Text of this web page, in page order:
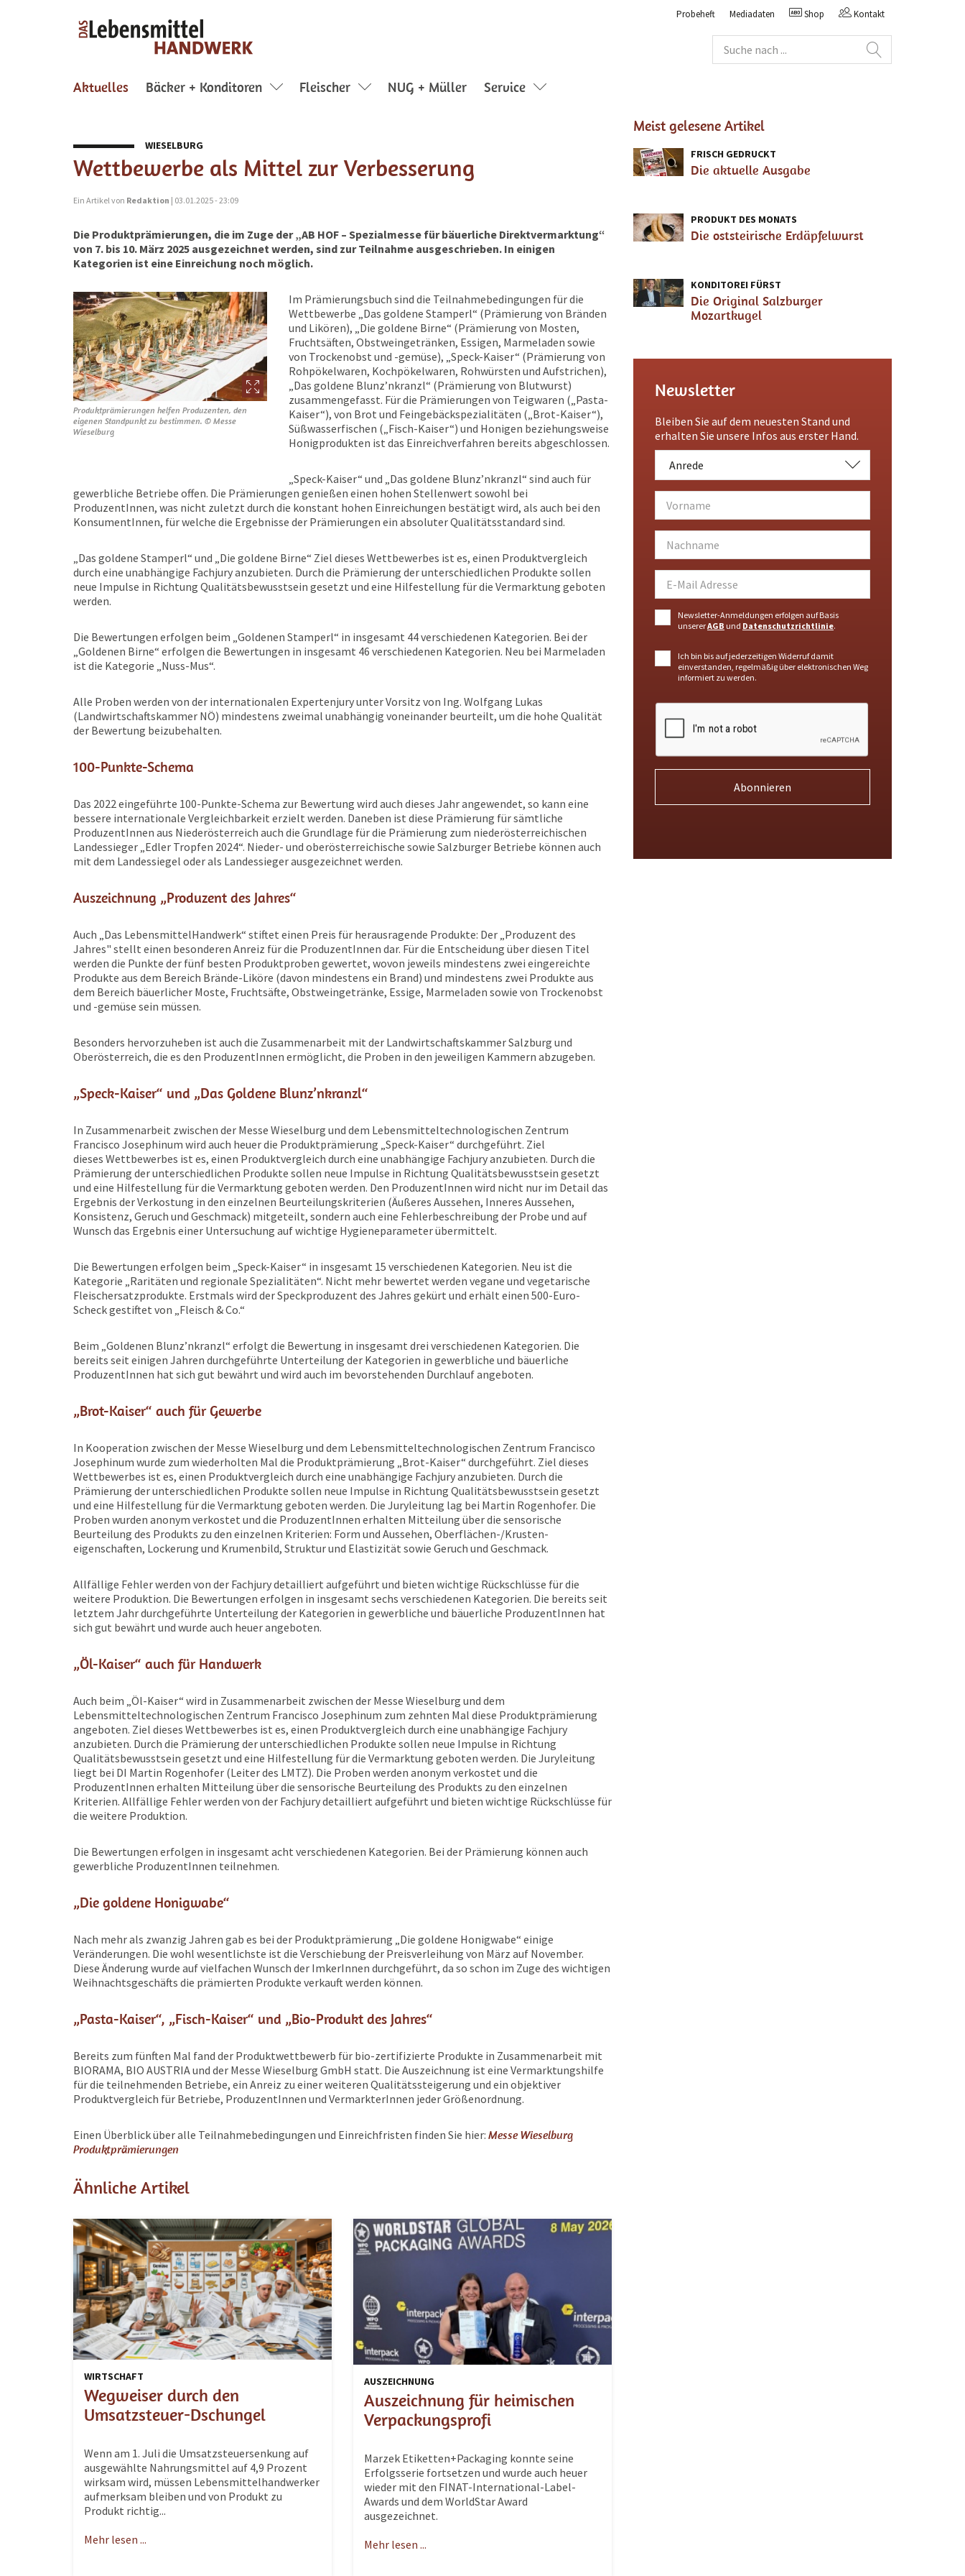
Probeheft Mediadaten Shop Kontakt
Aktuelles (current)
Bäcker + Konditoren Fleischer NUG + Müller Service
WIESELBURG
Wettbewerbe als Mittel zur Verbesserung
Ein Artikel von Redaktion | 03.01.2025 - 23:09
Die Produktprämierungen, die im Zuge der „AB HOF – Spezialmesse für bäuerliche Direktvermarktung“
von 7. bis 10. März 2025 ausgezeichnet werden, sind zur Teilnahme ausgeschrieben. In einigen
Kategorien ist eine Einreichung noch möglich.
Produktprämierungen helfen Produzenten, den
eigenen Standpunkt zu bestimmen. © Messe
Wieselburg
Im Prämierungsbuch sind die Teilnahmebedingungen für die
Wettbewerbe „Das goldene Stamperl“ (Prämierung von Bränden
und Likören), „Die goldene Birne“ (Prämierung von Mosten,
Fruchtsäften, Obstweingetränken, Essigen, Marmeladen sowie
von Trockenobst und -gemüse), „Speck-Kaiser“ (Prämierung von
Rohpökelwaren, Kochpökelwaren, Rohwürsten und Aufstrichen),
„Das goldene Blunz’nkranzl“ (Prämierung von Blutwurst)
zusammengefasst. Für die Prämierungen von Teigwaren („Pasta-
Kaiser“), von Brot und Feingebäckspezialitäten („Brot-Kaiser“),
Süßwasserfischen („Fisch-Kaiser“) und Honigen beziehungsweise
Honigprodukten ist das Einreichverfahren bereits abgeschlossen.
„Speck-Kaiser“ und „Das goldene Blunz’nkranzl“ sind auch für
gewerbliche Betriebe offen. Die Prämierungen genießen einen hohen Stellenwert sowohl bei
ProduzentInnen, was nicht zuletzt durch die konstant hohen Einreichungen bestätigt wird, als auch bei den
KonsumentInnen, für welche die Ergebnisse der Prämierungen ein absoluter Qualitätsstandard sind.
„Das goldene Stamperl“ und „Die goldene Birne“ Ziel dieses Wettbewerbes ist es, einen Produktvergleich
durch eine unabhängige Fachjury anzubieten. Durch die Prämierung der unterschiedlichen Produkte sollen
neue Impulse in Richtung Qualitätsbewusstsein gesetzt und eine Hilfestellung für die Vermarktung geboten
werden.
Die Bewertungen erfolgen beim „Goldenen Stamperl“ in insgesamt 44 verschiedenen Kategorien. Bei der
„Goldenen Birne“ erfolgen die Bewertungen in insgesamt 46 verschiedenen Kategorien. Neu bei Marmeladen
ist die Kategorie „Nuss-Mus“.
Alle Proben werden von der internationalen Expertenjury unter Vorsitz von Ing. Wolfgang Lukas
(Landwirtschaftskammer NÖ) mindestens zweimal unabhängig voneinander beurteilt, um die hohe Qualität
der Bewertung beizubehalten.
100-Punkte-Schema
Das 2022 eingeführte 100-Punkte-Schema zur Bewertung wird auch dieses Jahr angewendet, so kann eine
bessere internationale Vergleichbarkeit erzielt werden. Daneben ist diese Prämierung für sämtliche
ProduzentInnen aus Niederösterreich auch die Grundlage für die Prämierung zum niederösterreichischen
Landessieger „Edler Tropfen 2024“. Nieder- und oberösterreichische sowie Salzburger Betriebe können auch
mit dem Landessiegel oder als Landessieger ausgezeichnet werden.
Auszeichnung „Produzent des Jahres“
Auch „Das LebensmittelHandwerk“ stiftet einen Preis für herausragende Produkte: Der „Produzent des
Jahres" stellt einen besonderen Anreiz für die ProduzentInnen dar. Für die Entscheidung über diesen Titel
werden die Punkte der fünf besten Produktproben gewertet, wovon jeweils mindestens zwei eingereichte
Produkte aus dem Bereich Brände-Liköre (davon mindestens ein Brand) und mindestens zwei Produkte aus
dem Bereich bäuerlicher Moste, Fruchtsäfte, Obstweingetränke, Essige, Marmeladen sowie von Trockenobst
und -gemüse sein müssen.
Besonders hervorzuheben ist auch die Zusammenarbeit mit der Landwirtschaftskammer Salzburg und
Oberösterreich, die es den ProduzentInnen ermöglicht, die Proben in den jeweiligen Kammern abzugeben.
„Speck-Kaiser“ und „Das Goldene Blunz’nkranzl“
In Zusammenarbeit zwischen der Messe Wieselburg und dem Lebensmitteltechnologischen Zentrum
Francisco Josephinum wird auch heuer die Produktprämierung „Speck-Kaiser“ durchgeführt. Ziel
dieses Wettbewerbes ist es, einen Produktvergleich durch eine unabhängige Fachjury anzubieten. Durch die
Prämierung der unterschiedlichen Produkte sollen neue Impulse in Richtung Qualitätsbewusstsein gesetzt
und eine Hilfestellung für die Vermarktung geboten werden. Den ProduzentInnen wird nicht nur im Detail das
Ergebnis der Verkostung in den einzelnen Beurteilungskriterien (Äußeres Aussehen, Inneres Aussehen,
Konsistenz, Geruch und Geschmack) mitgeteilt, sondern auch eine Fehlerbeschreibung der Probe und auf
Wunsch das Ergebnis einer Untersuchung auf wichtige Hygieneparameter übermittelt.
Die Bewertungen erfolgen beim „Speck-Kaiser“ in insgesamt 15 verschiedenen Kategorien. Neu ist die
Kategorie „Raritäten und regionale Spezialitäten“. Nicht mehr bewertet werden vegane und vegetarische
Fleischersatzprodukte. Erstmals wird der Speckproduzent des Jahres gekürt und erhält einen 500-Euro-
Scheck gestiftet von „Fleisch & Co.“
Beim „Goldenen Blunz’nkranzl“ erfolgt die Bewertung in insgesamt drei verschiedenen Kategorien. Die
bereits seit einigen Jahren durchgeführte Unterteilung der Kategorien in gewerbliche und bäuerliche
ProduzentInnen hat sich gut bewährt und wird auch im bevorstehenden Durchlauf angeboten.
„Brot-Kaiser“ auch für Gewerbe
In Kooperation zwischen der Messe Wieselburg und dem Lebensmitteltechnologischen Zentrum Francisco
Josephinum wurde zum wiederholten Mal die Produktprämierung „Brot-Kaiser“ durchgeführt. Ziel dieses
Wettbewerbes ist es, einen Produktvergleich durch eine unabhängige Fachjury anzubieten. Durch die
Prämierung der unterschiedlichen Produkte sollen neue Impulse in Richtung Qualitätsbewusstsein gesetzt
und eine Hilfestellung für die Vermarktung geboten werden. Die Juryleitung lag bei Martin Rogenhofer. Die
Proben wurden anonym verkostet und die ProduzentInnen erhalten Mitteilung über die sensorische
Beurteilung des Produkts zu den einzelnen Kriterien: Form und Aussehen, Oberflächen-/Krusten-
eigenschaften, Lockerung und Krumenbild, Struktur und Elastizität sowie Geruch und Geschmack.
Allfällige Fehler werden von der Fachjury detailliert aufgeführt und bieten wichtige Rückschlüsse für die
weitere Produktion. Die Bewertungen erfolgen in insgesamt sechs verschiedenen Kategorien. Die bereits seit
letztem Jahr durchgeführte Unterteilung der Kategorien in gewerbliche und bäuerliche ProduzentInnen hat
sich gut bewährt und wurde auch heuer angeboten.
„Öl-Kaiser“ auch für Handwerk
Auch beim „Öl-Kaiser“ wird in Zusammenarbeit zwischen der Messe Wieselburg und dem
Lebensmitteltechnologischen Zentrum Francisco Josephinum zum zehnten Mal diese Produktprämierung
angeboten. Ziel dieses Wettbewerbes ist es, einen Produktvergleich durch eine unabhängige Fachjury
anzubieten. Durch die Prämierung der unterschiedlichen Produkte sollen neue Impulse in Richtung
Qualitätsbewusstsein gesetzt und eine Hilfestellung für die Vermarktung geboten werden. Die Juryleitung
liegt bei DI Martin Rogenhofer (Leiter des LMTZ). Die Proben werden anonym verkostet und die
ProduzentInnen erhalten Mitteilung über die sensorische Beurteilung des Produkts zu den einzelnen
Kriterien. Allfällige Fehler werden von der Fachjury detailliert aufgeführt und bieten wichtige Rückschlüsse für
die weitere Produktion.
Die Bewertungen erfolgen in insgesamt acht verschiedenen Kategorien. Bei der Prämierung können auch
gewerbliche ProduzentInnen teilnehmen.
„Die goldene Honigwabe“
Nach mehr als zwanzig Jahren gab es bei der Produktprämierung „Die goldene Honigwabe“ einige
Veränderungen. Die wohl wesentlichste ist die Verschiebung der Preisverleihung von März auf November.
Diese Änderung wurde auf vielfachen Wunsch der ImkerInnen durchgeführt, da so schon im Zuge des wichtigen
Weihnachtsgeschäfts die prämierten Produkte verkauft werden können.
„Pasta-Kaiser“, „Fisch-Kaiser“ und „Bio-Produkt des Jahres“
Bereits zum fünften Mal fand der Produktwettbewerb für bio-zertifizierte Produkte in Zusammenarbeit mit
BIORAMA, BIO AUSTRIA und der Messe Wieselburg GmbH statt. Die Auszeichnung ist eine Vermarktungshilfe
für die teilnehmenden Betriebe, ein Anreiz zu einer weiteren Qualitätssteigerung und ein objektiver
Produktvergleich für Betriebe, ProduzentInnen und VermarkterInnen jeder Größenordnung.
Einen Überblick über alle Teilnahmebedingungen und Einreichfristen finden Sie hier: Messe Wieselburg
Produktprämierungen
Ähnliche Artikel
WIRTSCHAFT
Wegweiser durch den
Umsatzsteuer-Dschungel
Wenn am 1. Juli die Umsatzsteuersenkung auf
ausgewählte Nahrungsmittel auf 4,9 Prozent
wirksam wird, müssen Lebensmittelhandwerker
aufmerksam bleiben und von Produkt zu
Produkt richtig...
Mehr lesen ...
AUSZEICHNUNG
Auszeichnung für heimischen
Verpackungsprofi
Marzek Etiketten+Packaging konnte seine
Erfolgsserie fortsetzen und wurde auch heuer
wieder mit den FINAT-International-Label-
Awards und dem WorldStar Award
ausgezeichnet.
Mehr lesen ...
Meist gelesene Artikel
FRISCH GEDRUCKT
Die aktuelle Ausgabe
PRODUKT DES MONATS
Die oststeirische Erdäpfelwurst
KONDITOREI FÜRST
Die Original Salzburger
Mozartkugel
Newsletter
Bleiben Sie auf dem neuesten Stand und
erhalten Sie unsere Infos aus erster Hand.
Anrede
Newsletter-Anmeldungen erfolgen auf Basis
unsererAGB und Datenschutzrichtlinie.
Ich bin bis auf jederzeitigen Widerruf damit
einverstanden, regelmäßig über elektronischen Weg
informiert zu werden.
Abonnieren